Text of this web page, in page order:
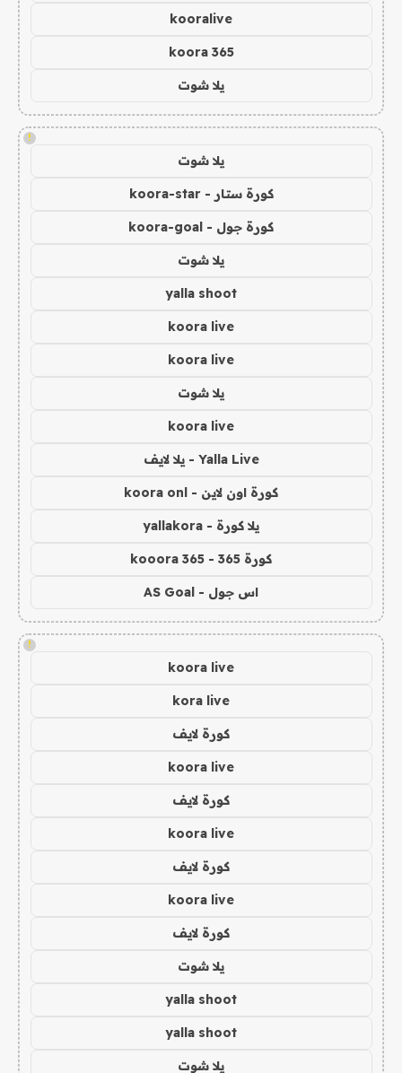
kooralive
koora 365
يلا شوت
!
يلا شوت
كورة ستار - koora-star
كورة جول - koora-goal
يلا شوت
yalla shoot
koora live
koora live
يلا شوت
koora live
Yalla Live - يلا لايف
كورة اون لاين - koora onl
يلا كورة - yallakora
كورة 365 - kooora 365
اس جول - AS Goal
!
koora live
kora live
كورة لايف
koora live
كورة لايف
koora live
كورة لايف
koora live
كورة لايف
يلا شوت
yalla shoot
yalla shoot
يلا شوت